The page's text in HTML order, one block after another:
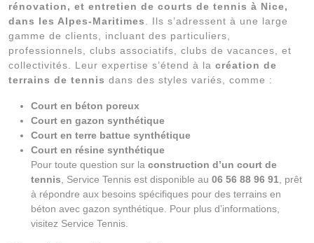
rénovation, et entretien de courts de tennis à Nice,
dans les Alpes-Maritimes
. Ils s’adressent à une large
gamme de clients, incluant des particuliers,
professionnels, clubs associatifs, clubs de vacances, et
collectivités. Leur expertise s’étend à la création de
terrains de tennis dans des styles variés, comme :
Court en béton poreux
Court en gazon synthétique
Court en terre battue synthétique
Court en résine synthétique
Pour toute question sur la construction d’un court de
tennis , Service Tennis est disponible au 06 56 88 96 91 , prêt
à répondre aux besoins spécifiques pour des terrains en
béton avec gazon synthétique. Pour plus d’informations,
visitez Service Tennis.